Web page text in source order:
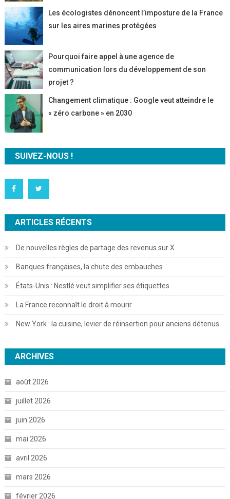
Les écologistes dénoncent l’imposture de la France
sur les aires marines protégées
Pourquoi faire appel à une agence de
communication lors du développement de son
projet ?
Changement climatique : Google veut atteindre le
« zéro carbone » en 2030
SUIVEZ-NOUS !
ARTICLES RÉCENTS
De nouvelles règles de partage des revenus sur X
Banques françaises, la chute des embauches
États-Unis : Nestlé veut simplifier ses étiquettes
La France reconnaît le droit à mourir
New York : la cuisine, levier de réinsertion pour anciens détenus
ARCHIVES
août 2026
juillet 2026
juin 2026
mai 2026
avril 2026
mars 2026
février 2026